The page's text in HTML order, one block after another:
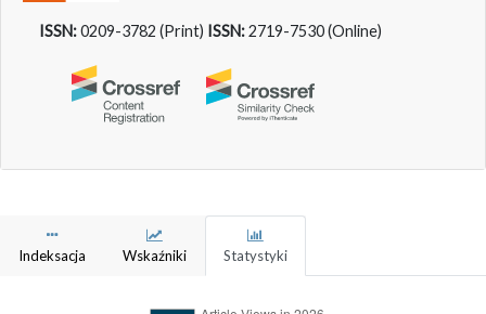
ISSN:0209-3782 (Print) ISSN:2719-7530 (Online)
Indeksacja Wskaźniki Statystyki